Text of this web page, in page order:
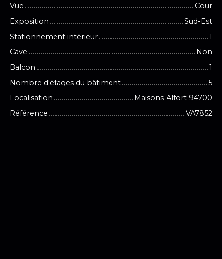
Vue
Cour
Exposition
Sud-Est
Stationnement intérieur
1
Cave
Non
Balcon
1
Nombre d'étages du bâtiment
5
Localisation
Maisons-Alfort 94700
Référence
VA7852